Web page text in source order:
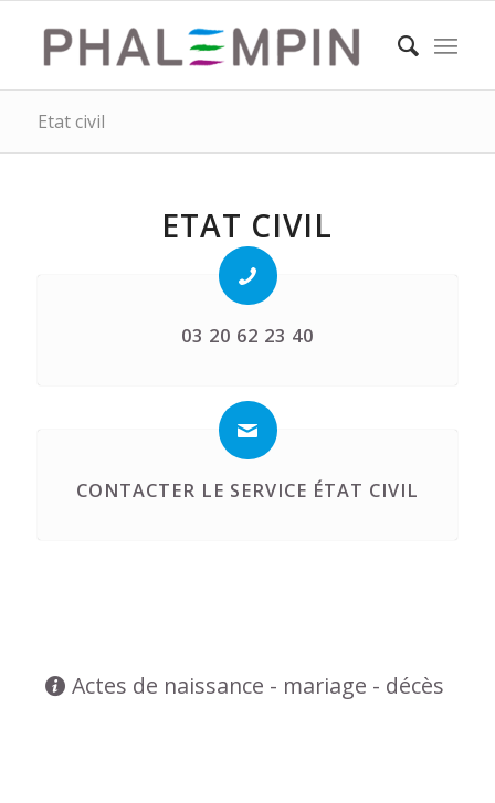
Etat civil
ETAT CIVIL
03 20 62 23 40
CONTACTER LE SERVICE ÉTAT CIVIL
Actes de naissance - mariage - décès